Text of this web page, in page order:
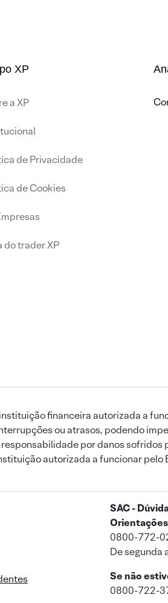
XP
a XP
de Privacidade
de Cookies
do trader XP
financeira autorizada a
ou atrasos, podendo
por danos sofridos
autorizada a funcionar pelo
SAC -
Orientações
0800-772-
De segunda
Se não
0800-722-